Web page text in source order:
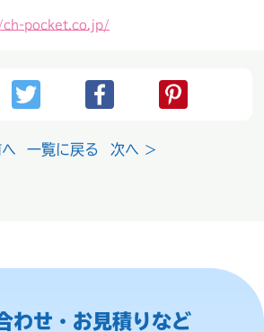
pocket.co.jp/
一覧に戻る 次へ >
わせ・お見積りなど